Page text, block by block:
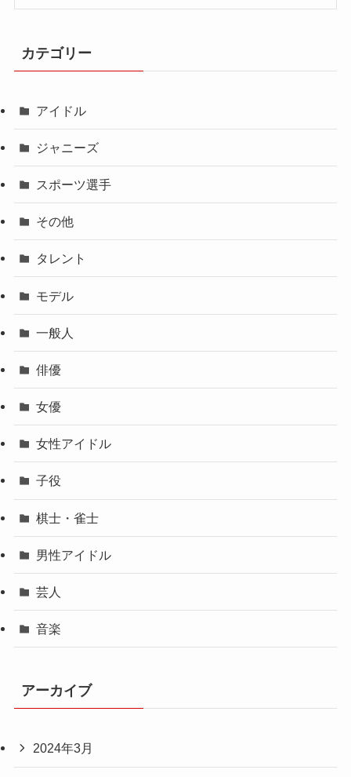
カテゴリー
アイドル
ジャニーズ
スポーツ選手
その他
タレント
モデル
一般人
俳優
女優
女性アイドル
子役
棋士・雀士
男性アイドル
芸人
音楽
アーカイブ
2024年3月